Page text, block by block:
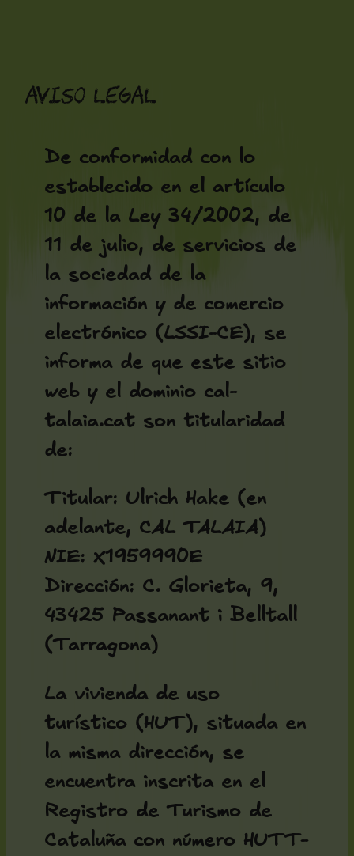
Aviso legal
De conformidad con lo
establecido en el artículo
10 de la Ley 34/2002, de
11 de julio, de servicios de
la sociedad de la
información y de comercio
electrónico (LSSI-CE), se
informa de que este sitio
web y el dominio cal-
talaia.cat son titularidad
de:
Titular: Ulrich Hake (en
adelante, CAL TALAIA)
NIE: X1959990E
Dirección: C. Glorieta, 9,
43425 Passanant i Belltall
(Tarragona)
La vivienda de uso
turístico (HUT), situada en
la misma dirección, se
encuentra inscrita en el
Registro de Turismo de
Cataluña con número HUTT-